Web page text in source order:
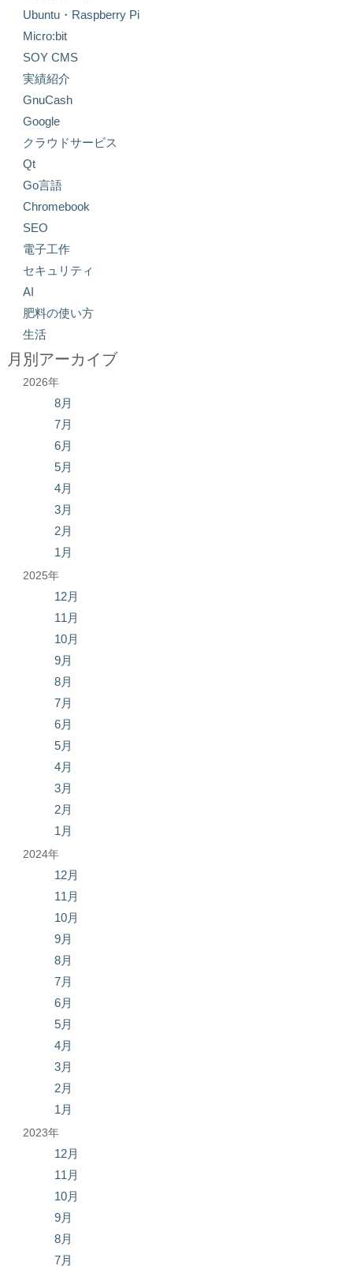
Ubuntu・Raspberry Pi
Micro:bit
SOY CMS
実績紹介
GnuCash
Google
クラウドサービス
Qt
Go言語
Chromebook
SEO
電子工作
セキュリティ
AI
肥料の使い方
生活
月別アーカイブ
2026年
8月
7月
6月
5月
4月
3月
2月
1月
2025年
12月
11月
10月
9月
8月
7月
6月
5月
4月
3月
2月
1月
2024年
12月
11月
10月
9月
8月
7月
6月
5月
4月
3月
2月
1月
2023年
12月
11月
10月
9月
8月
7月